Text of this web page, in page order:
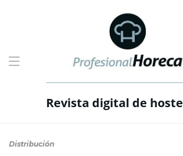
Revista digital de
Distribución